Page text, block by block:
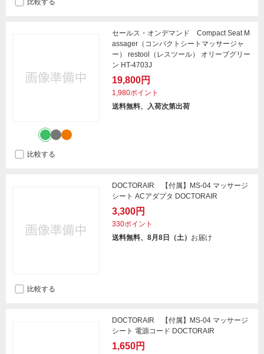
比較する
セールス・オンデマンド Compact Seat M
assager（コンパクトシートマッサージャ
ー） restool（レスツール） オリーブグリー
ン HT-4703J
19,800円
1,980ポイント
送料無料、入荷次第出荷
比較する
DOCTORAIR 【付属】MS-04 マッサージ
シート ACアダプタ DOCTORAIR
3,300円
330ポイント
送料無料、8月8日（土） お届け
比較する
DOCTORAIR 【付属】MS-04 マッサージ
シート 電源コード DOCTORAIR
1,650円